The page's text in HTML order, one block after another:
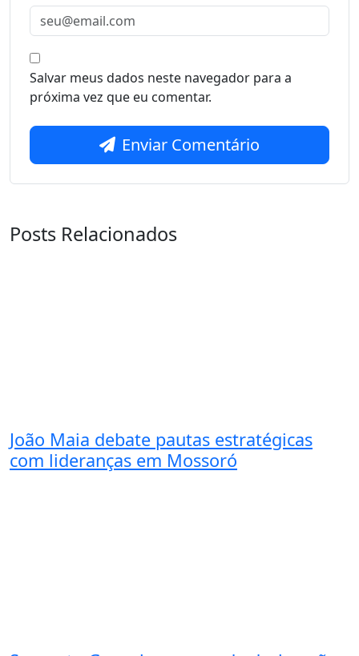
Salvar meus dados neste navegador para a
próxima vez que eu comentar.
Enviar Comentário
Posts Relacionados
João Maia debate pautas estratégicas
com lideranças em Mossoró